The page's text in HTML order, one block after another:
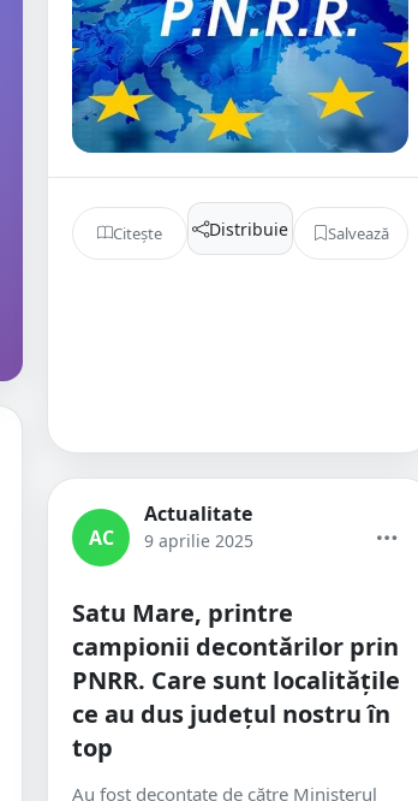
Citește Distribuie Salvează
AC
Actualitate
9 aprilie 2025
Satu Mare, printre
campionii decontărilor prin
PNRR. Care sunt localitățile
ce au dus județul nostru în
top
Au fost decontate de către Ministerul